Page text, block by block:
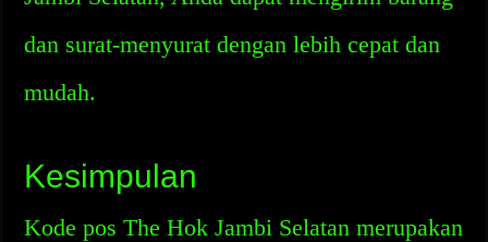
dan surat-menyurat dengan lebih cepat dan
mudah.
Kesimpulan
Kode pos The Hok Jambi Selatan merupakan